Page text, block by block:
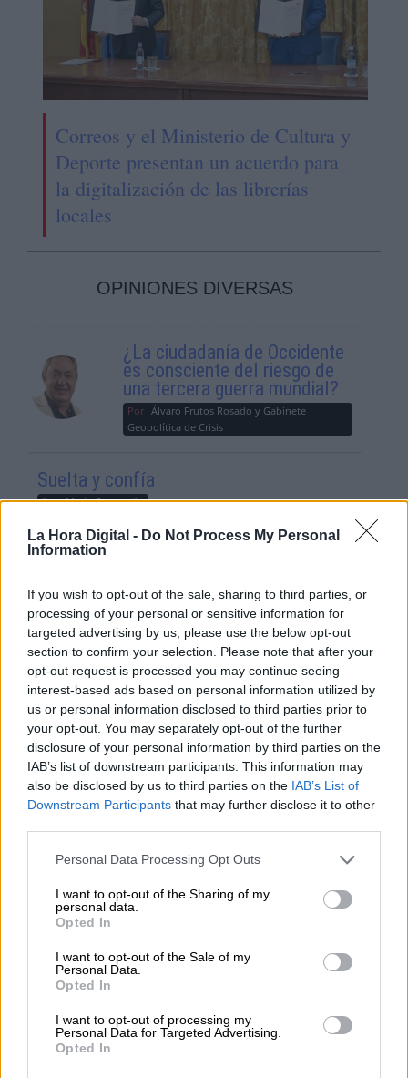
La Hora Digital - Do Not Process My Personal
Information
If you wish to opt-out of the sale, sharing to third parties, or
processing of your personal or sensitive information for
targeted advertising by us, please use the below opt-out
section to confirm your selection. Please note that after your
opt-out request is processed you may continue seeing
interest-based ads based on personal information utilized by
us or personal information disclosed to third parties prior to
your opt-out. You may separately opt-out of the further
disclosure of your personal information by third parties on the
IAB’s list of downstream participants. This information may
also be disclosed by us to third parties on the IAB’s List of
Downstream Participants that may further disclose it to other
Personal Data Processing Opt Outs
I want to opt-out of the Sharing of my
personal data.
Opted In
I want to opt-out of the Sale of my
Personal Data.
Opted In
I want to opt-out of processing my
Personal Data for Targeted Advertising.
Opted In
Correos y el Ministerio de Cultura y
Deporte presentan un acuerdo para
la digitalización de las librerías
locales
OPINIONES DIVERSAS
¿La ciudadanía de Occidente
es consciente del riesgo de
una tercera guerra mundial?
Por Álvaro Frutos Rosado y Gabinete
Geopolítica de Crisis
Suelta y confía
Por María Comesaña
El Conflicto de Oriente Medio:
Un Nuevo Orden Autoritario
en Construcción
Por Álvaro Frutos Rosado y Gabinete
Geopolítica de Crisis
Reconquista leonesa
Por Carlos Miranda
Clara Campoamor: Mi sueño,
mi pesadilla
NOTICIAS MAS VISTAS